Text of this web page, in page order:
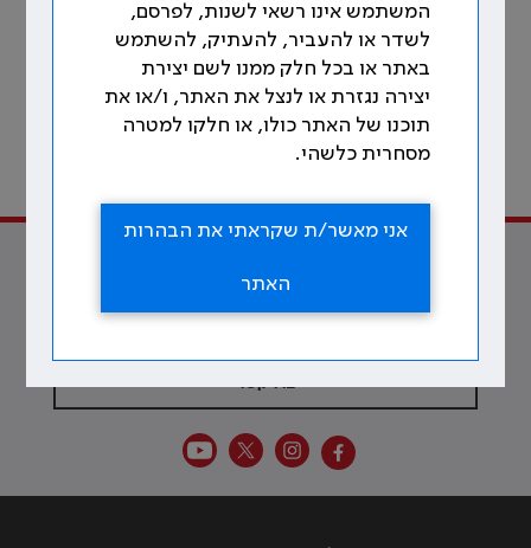
לתוכן עניינים
118
מתוך 213 עמודים
המשתמש אינו רשאי לשנות, לפרסם,
לשדר או להעביר, להעתיק, להשתמש
באתר או בכל חלק ממנו לשם יצירת
יצירה נגזרת או לנצל את האתר, ו/או את
תוכנו של האתר כולו, או חלקו למטרה
מסחרית כלשהי.
אני מאשר/ת שקראתי את הבהרות
האתר
למען הרופאות והרופאים ולטובת
הרפואה
צרו קשר